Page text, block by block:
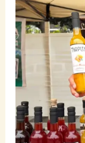
para
el
Mundo:
La
Historia
de
Resiliencia
detrás